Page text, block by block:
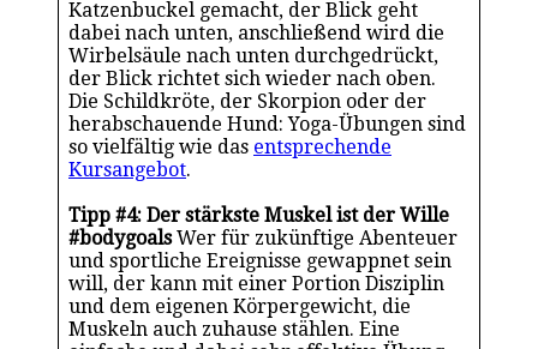
Katzenbuckel gemacht, der Blick geht
dabei nach unten, anschließend wird die
Wirbelsäule nach unten durchgedrückt,
der Blick richtet sich wieder nach oben.
Die Schildkröte, der Skorpion oder der
herabschauende Hund: Yoga-Übungen sind
so vielfältig wie das entsprechende
Kursangebot.
Tipp #4: Der stärkste Muskel ist der Wille
#bodygoalsWer für zukünftige Abenteuer
und sportliche Ereignisse gewappnet sein
will, der kann mit einer Portion Disziplin
und dem eigenen Körpergewicht, die
Muskeln auch zuhause stählen. Eine